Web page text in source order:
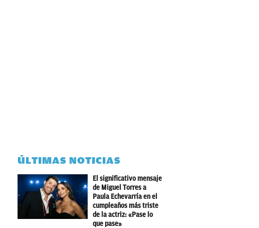
ÚLTIMAS NOTICIAS
El significativo mensaje
de Miguel Torres a
Paula Echevarría en el
cumpleaños más triste
de la actriz: «Pase lo
que pase»